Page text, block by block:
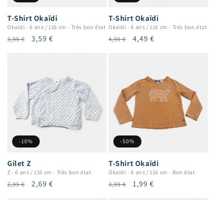
T-Shirt Okaïdi
Okaïdi -6 ans / 116 cm - Trés bon état
Prix
3,99 €
Prix
3,59 €
T-Shirt Okaïdi
Okaïdi -6 ans / 116 cm - Trés bon état
Prix
4,99 €
Prix
4,49 €
-10%
Gilet Z
Z -6 ans / 116 cm - Trés bon état
Prix
2,99 €
Prix
2,69 €
-50%
T-Shirt Okaïdi
Okaïdi -6 ans / 116 cm - Bon état
Prix
3,99 €
Prix
1,99 €